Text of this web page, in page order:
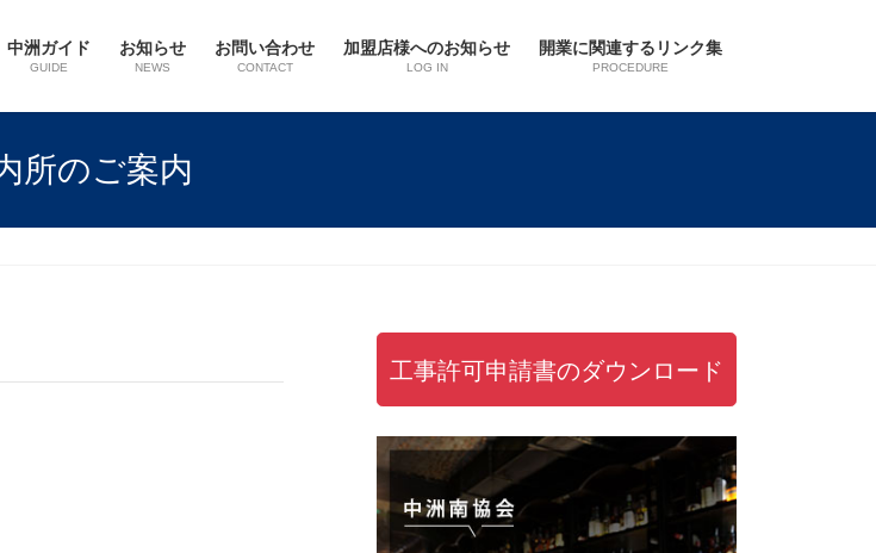
中洲ガイド
GUIDE
お知らせ
NEWS
お問い合わせ
CONTACT
加盟店様へのお知らせ
LOG IN
開業に関連するリンク集
PROCEDURE
所のご案内
工事許可申請書のダウンロード